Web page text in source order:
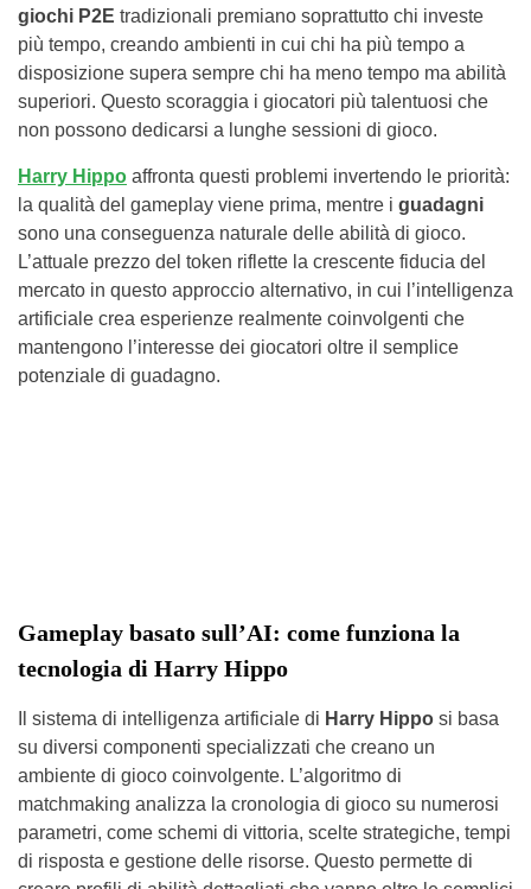
giochi P2E tradizionali premiano soprattutto chi investe
più tempo, creando ambienti in cui chi ha più tempo a
disposizione supera sempre chi ha meno tempo ma abilità
superiori. Questo scoraggia i giocatori più talentuosi che
non possono dedicarsi a lunghe sessioni di gioco.
Harry Hippo affronta questi problemi invertendo le priorità:
la qualità del gameplay viene prima, mentre i guadagni
sono una conseguenza naturale delle abilità di gioco.
L’attuale prezzo del token riflette la crescente fiducia del
mercato in questo approccio alternativo, in cui l’intelligenza
artificiale crea esperienze realmente coinvolgenti che
mantengono l’interesse dei giocatori oltre il semplice
potenziale di guadagno.
Gameplay basato sull’AI: come funziona la
tecnologia di Harry Hippo
Il sistema di intelligenza artificiale di Harry Hippo si basa
su diversi componenti specializzati che creano un
ambiente di gioco coinvolgente. L’algoritmo di
matchmaking analizza la cronologia di gioco su numerosi
parametri, come schemi di vittoria, scelte strategiche, tempi
di risposta e gestione delle risorse. Questo permette di